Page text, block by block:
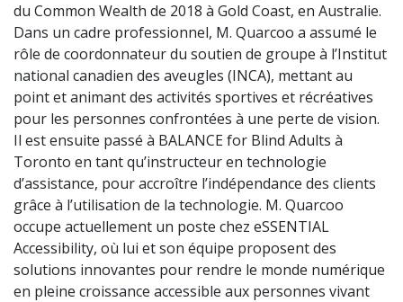
du Common Wealth de 2018 à Gold Coast, en Australie.
Dans un cadre professionnel, M. Quarcoo a assumé le
rôle de coordonnateur du soutien de groupe à l’Institut
national canadien des aveugles (INCA), mettant au
point et animant des activités sportives et récréatives
pour les personnes confrontées à une perte de vision.
Il est ensuite passé à BALANCE for Blind Adults à
Toronto en tant qu’instructeur en technologie
d’assistance, pour accroître l’indépendance des clients
grâce à l’utilisation de la technologie. M. Quarcoo
occupe actuellement un poste chez eSSENTIAL
Accessibility, où lui et son équipe proposent des
solutions innovantes pour rendre le monde numérique
en pleine croissance accessible aux personnes vivant